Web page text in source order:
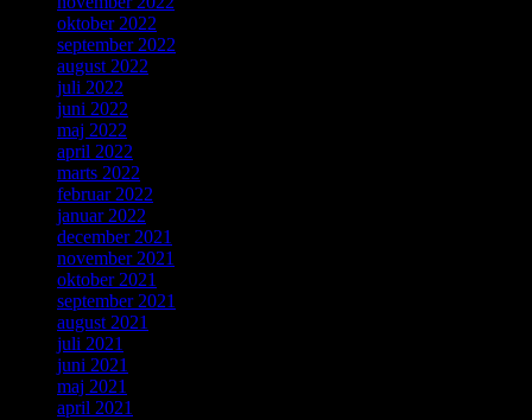
oktober 2022
september 2022
august 2022
juli 2022
juni 2022
maj 2022
april 2022
marts 2022
februar 2022
januar 2022
december 2021
november 2021
oktober 2021
september 2021
august 2021
juli 2021
juni 2021
maj 2021
april 2021